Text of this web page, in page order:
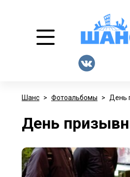
Шанс > Фотоальбомы > День
День